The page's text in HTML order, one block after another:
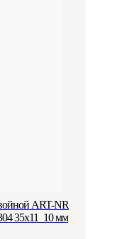
ART-NR
35х11_10 мм